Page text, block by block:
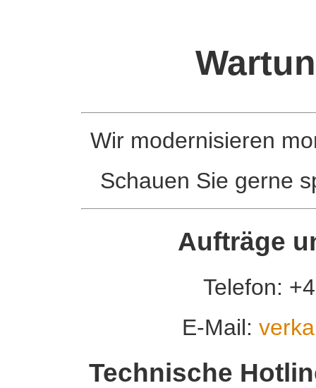
Wir modernisieren
Schauen Sie gerne
Aufträge
Telefon:
E-Mail:
Technische